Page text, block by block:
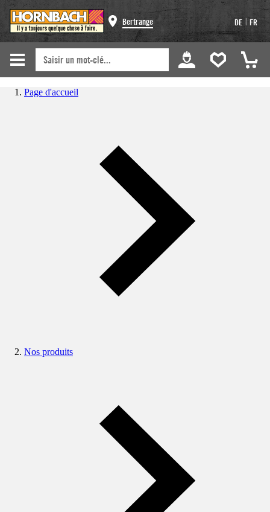
Bertrange DE | FR
Page d'accueil
Nos produits